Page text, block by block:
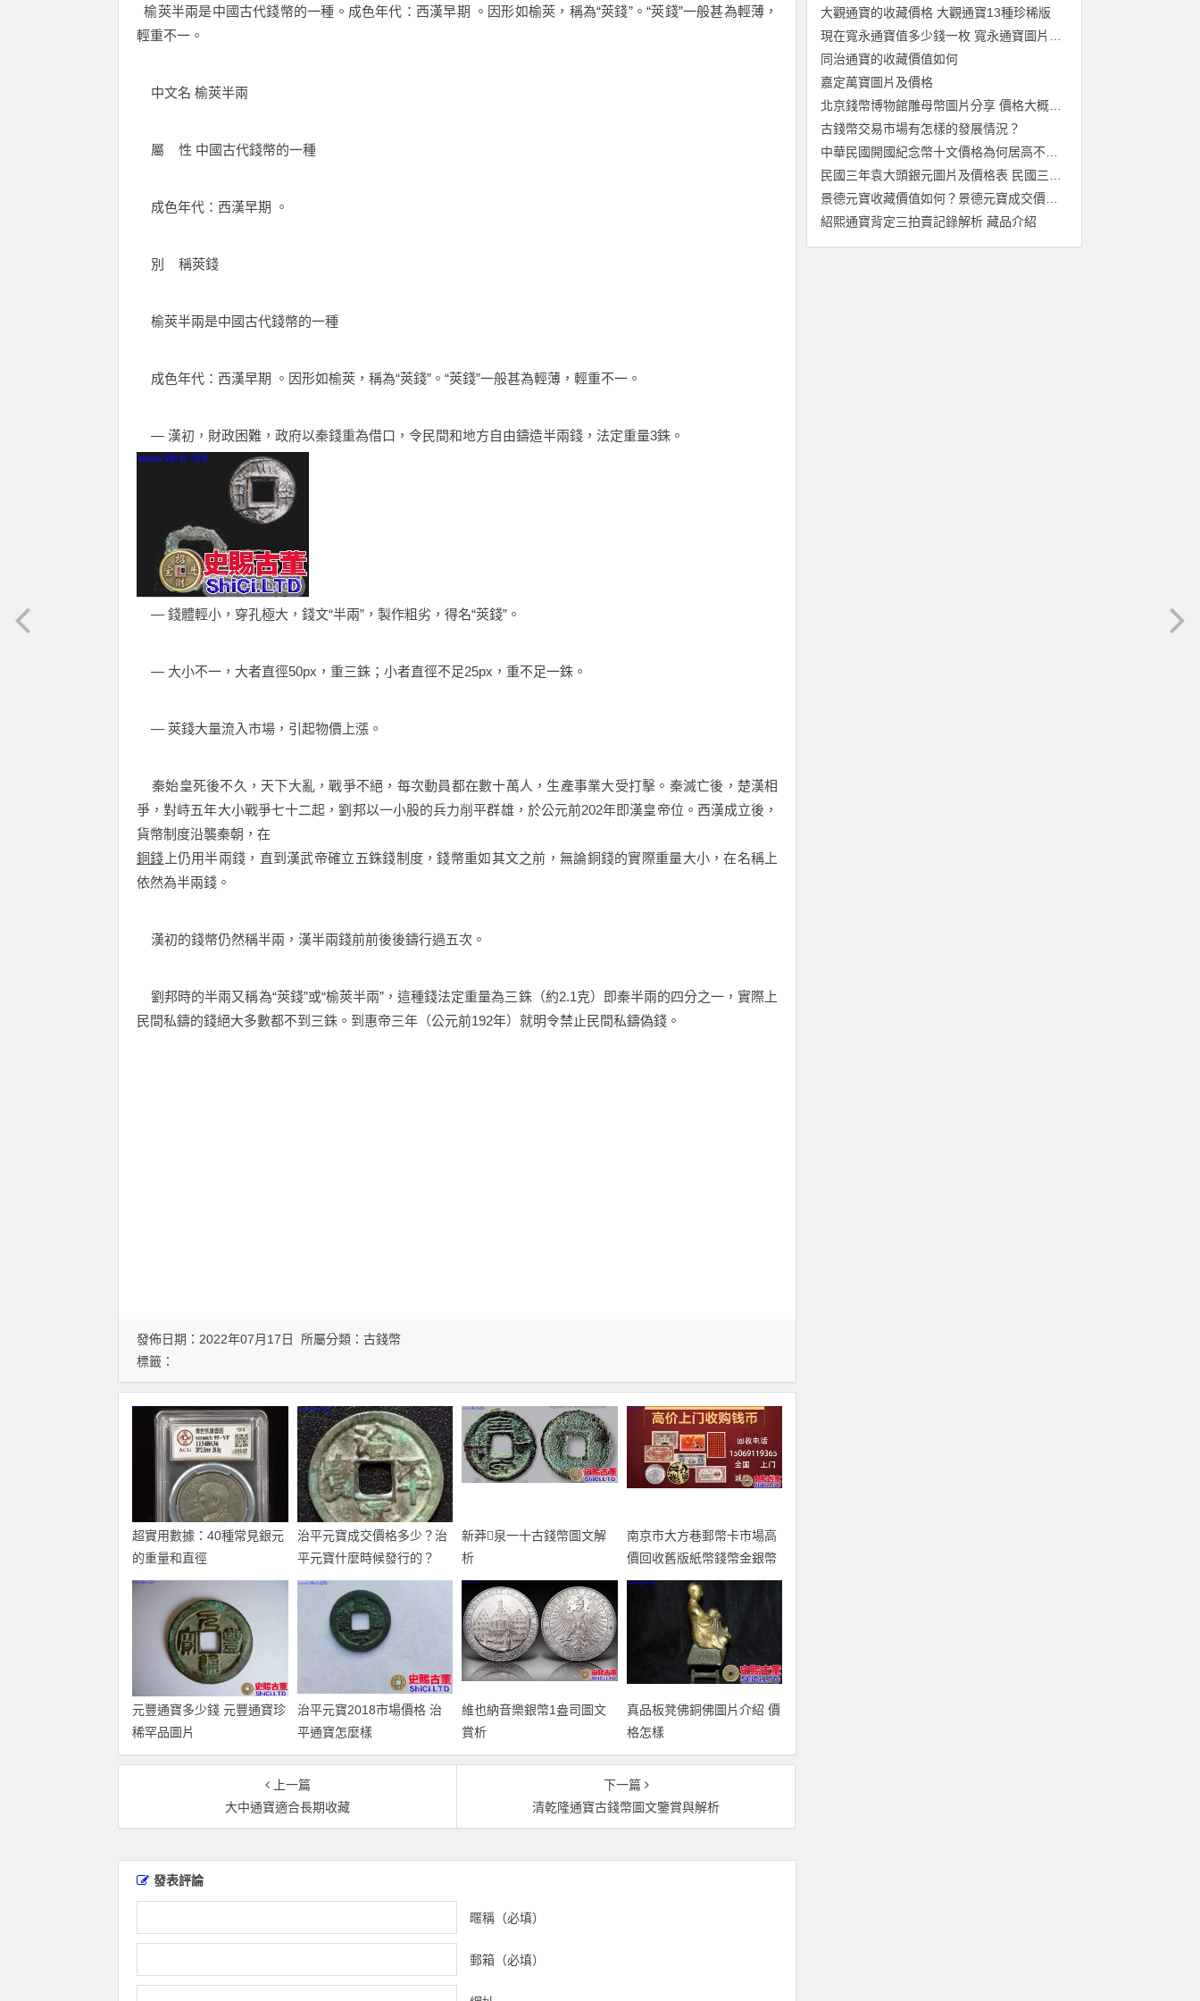
榆莢半兩是中國古代錢幣的一種。成色年代：西漢早期 。因形如榆莢，稱為“莢錢”。“莢錢”一般甚為輕薄，
輕重不一。
中文名 榆莢半兩
屬 性 中國古代錢幣的一種
成色年代：西漢早期 。
別 稱莢錢
榆莢半兩是中國古代錢幣的一種
成色年代：西漢早期 。因形如榆莢，稱為“莢錢”。“莢錢”一般甚為輕薄，輕重不一。
— 漢初，財政困難，政府以秦錢重為借口，令民間和地方自由鑄造半兩錢，法定重量3銖。
— 錢體輕小，穿孔極大，錢文“半兩”，製作粗劣，得名“莢錢”。
— 大小不一，大者直徑50px，重三銖；小者直徑不足25px，重不足一銖。
— 莢錢大量流入市場，引起物價上漲。
秦始皇死後不久，天下大亂，戰爭不絕，每次動員都在數十萬人，生產事業大受打擊。秦滅亡後，楚漢相
爭，對峙五年大小戰爭七十二起，劉邦以一小股的兵力削平群雄，於公元前202年即漢皇帝位。西漢成立後，
貨幣制度沿襲秦朝，在
銅錢 上仍用半兩錢，直到漢武帝確立五銖錢制度，錢幣重如其文之前，無論銅錢的實際重量大小，在名稱上
依然為半兩錢。
漢初的錢幣仍然稱半兩，漢半兩錢前前後後鑄行過五次。
劉邦時的半兩又稱為“莢錢”或“榆莢半兩”，這種錢法定重量為三銖（約2.1克）即秦半兩的四分之一，實際上
民間私鑄的錢絕大多數都不到三銖。到惠帝三年（公元前192年）就明令禁止民間私鑄偽錢。
發佈日期：2022年07月17日 所屬分類： 古錢幣
標籤：
超實用數據：40種常見銀元
的重量和直徑
治平元寶成交價格多少？治
平元寶什麼時候發行的？
新莽泉一十古錢幣圖文解
析
南京市大方巷郵幣卡市場高
價回收舊版紙幣錢幣金銀幣
紀念鈔連體鈔
元豐通寶多少錢 元豐通寶珍
稀罕品圖片
治平元寶2018市場價格 治
平通寶怎麼樣
維也納音樂銀幣1盎司圖文
賞析
真品板凳佛銅佛圖片介紹 價
格怎樣
上一篇
大中通寶適合長期收藏
下一篇
清乾隆通寶古錢幣圖文鑒賞與解析
發表評論
暱稱（必填）
郵箱（必填）
大觀通寶的收藏價格 大觀通寶13種珍稀版
同治通寶的收藏價值如何
嘉定萬寶圖片及價格
古錢幣交易市場有怎樣的發展情況？
紹熙通寶背定三拍賣記錄解析 藏品介紹